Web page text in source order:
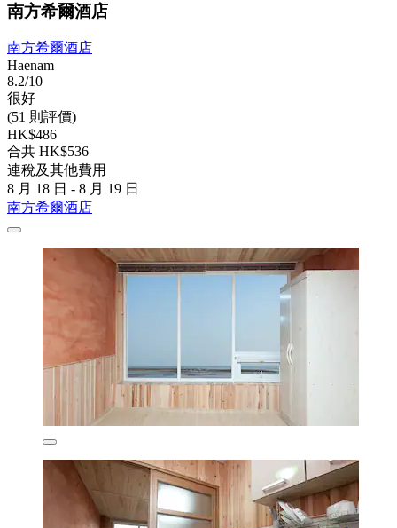
南方希爾酒店
南方希爾酒店
Haenam
8.2/10
很好
(51 則評價)
HK$486
合共 HK$536
連稅及其他費用
8 月 18 日 - 8 月 19 日
南方希爾酒店